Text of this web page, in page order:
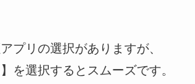
プリの選択がありますが、
を選択するとスムーズです。